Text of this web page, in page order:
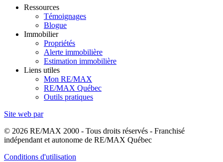
Ressources
Témoignages
Blogue
Immobilier
Propriétés
Alerte immobilière
Estimation immobilière
Liens utiles
Mon RE/MAX
RE/MAX Québec
Outils pratiques
Site web par
© 2026 RE/MAX 2000 - Tous droits réservés - Franchisé
indépendant et autonome de RE/MAX Québec
Conditions d'utilisation